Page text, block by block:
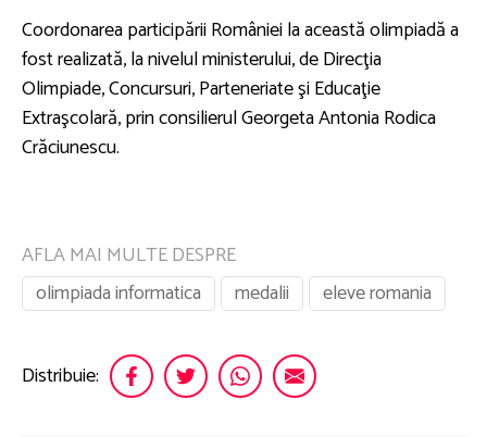
Coordonarea participării României la această olimpiadă a
fost realizată, la nivelul ministerului, de Direcţia
Olimpiade, Concursuri, Parteneriate şi Educaţie
Extraşcolară, prin consilierul Georgeta Antonia Rodica
Crăciunescu.
AFLA MAI MULTE DESPRE
olimpiada informatica
medalii eleve romania
Distribuie: